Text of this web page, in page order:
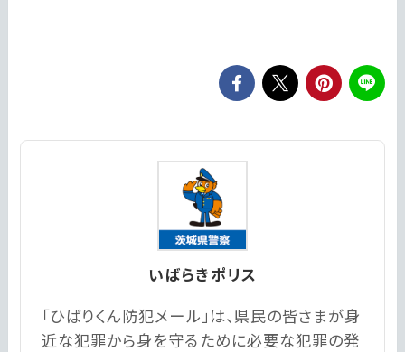
いばらきポリス
「ひばりくん防犯メール」は、県民の皆さまが身
近な犯罪から身を守るために必要な犯罪の発